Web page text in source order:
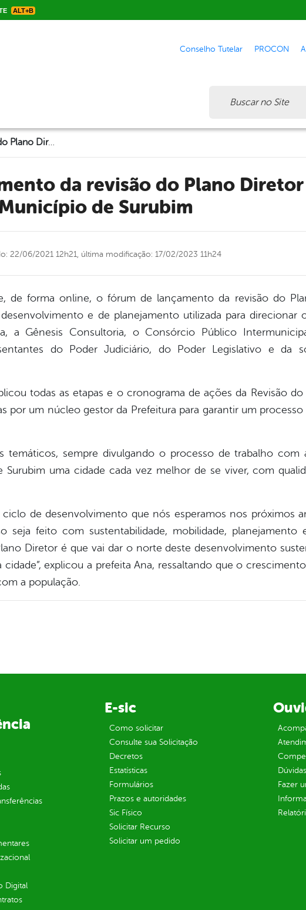
ALT+B
Conselho Tutelar PROCON
Fórum de lançamento da revisão do Plano Diretor do Município de Surubim
de Surubim
22/06/2021 12h21, última modificação: 17/02/2023 11h24
de forma online, o fórum de lançamento da revisão do
e de planejamento utilizada para direcionar
a Gênesis Consultoria, o Consórcio Público
do Poder Judiciário, do Poder Legislativo e da
todas as etapas e o cronograma de ações da Revisão
por um núcleo gestor da Prefeitura para garantir um processo
temáticos, sempre divulgando o processo de trabalho com
Surubim uma cidade cada vez melhor de se viver, com
ciclo de desenvolvimento que nós esperamos nos próximos
seja feito com sustentabilidade, mobilidade, planejamento
Diretor é que vai dar o norte deste desenvolvimento
explicou a prefeita Ana, ressaltando que o
a população.
Digital
E-sic
Como solicitar
Consulte sua Solicitação
Decretos
Estatísticas
Formulários
Prazos e autoridades
Sic Físico
Solicitar Recurso
Solicitar um pedido
Fazer